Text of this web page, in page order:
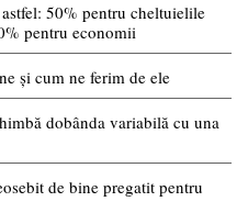
50% pentru cheltuielile
pentru economii
și cum ne ferim de ele
dobânda variabilă cu una
de bine pregatit pentru